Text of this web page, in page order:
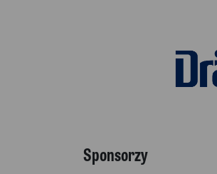
Sponsorzy